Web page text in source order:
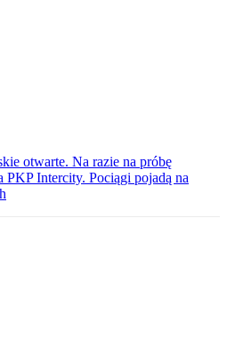
otwarte. Na razie na próbę
PKP Intercity. Pociągi pojadą na